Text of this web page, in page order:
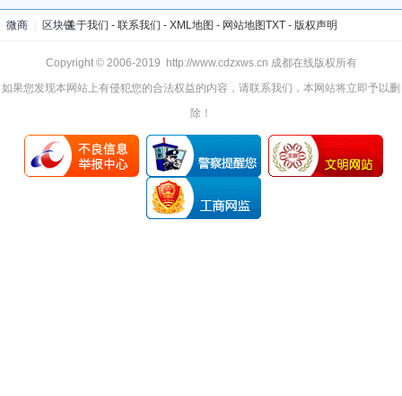
微商 区块链关于我们 - 联系我们 - XML地图 - 网站地图TXT- 版权声明
Copyright © 2006-2019 http://www.cdzxws.cn 成都在线版权所有
如果您发现本网站上有侵犯您的合法权益的内容，请联系我们，本网站将立即予以删
除！